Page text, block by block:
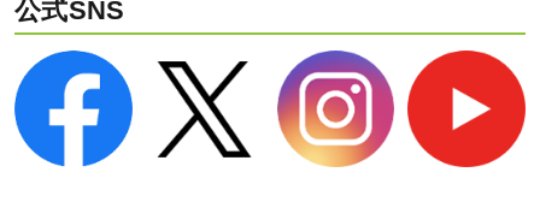
公式SNS